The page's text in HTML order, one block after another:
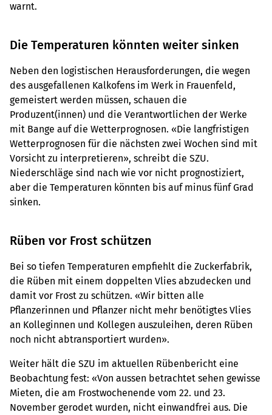
warnt.
Die Temperaturen könnten weiter sinken
Neben den logistischen Herausforderungen, die wegen
des ausgefallenen Kalkofens im Werk in Frauenfeld,
gemeistert werden müssen, schauen die
Produzent(innen) und die Verantwortlichen der Werke
mit Bange auf die Wetterprognosen. «Die langfristigen
Wetterprognosen für die nächsten zwei Wochen sind mit
Vorsicht zu interpretieren», schreibt die SZU.
Niederschläge sind nach wie vor nicht prognostiziert,
aber die Temperaturen könnten bis auf minus fünf Grad
sinken.
Rüben vor Frost schützen
Bei so tiefen Temperaturen empfiehlt die Zuckerfabrik,
die Rüben mit einem doppelten Vlies abzudecken und
damit vor Frost zu schützen. «Wir bitten alle
Pflanzerinnen und Pflanzer nicht mehr benötigtes Vlies
an Kolleginnen und Kollegen auszuleihen, deren Rüben
noch nicht abtransportiert wurden».
Weiter hält die SZU im aktuellen Rübenbericht eine
Beobachtung fest: «Von aussen betrachtet sehen gewisse
Mieten, die am Frostwochenende vom 22. und 23.
November gerodet wurden, nicht einwandfrei aus. Die